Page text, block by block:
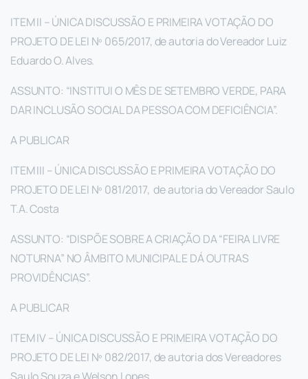
ITEM II – ÚNICA DISCUSSÃO E PRIMEIRA VOTAÇÃO DO
PROJETO DE LEI Nº 065/2017, de autoria do Vereador Luiz
Eduardo O. Alves.
ASSUNTO: “INSTITUI O MÊS DE SETEMBRO VERDE, PARA
DAR INCLUSÃO SOCIAL DA PESSOA COM DEFICIÊNCIA”.
A PUBLICAR
ITEM III – ÚNICA DISCUSSÃO E PRIMEIRA VOTAÇÃO DO
PROJETO DE LEI Nº 081/2017, de autoria do Vereador Saulo
T.A. Costa
ASSUNTO: “DISPÕE SOBRE A CRIAÇÃO DA “FEIRA LIVRE
NOTURNA” NO ÂMBITO MUNICIPAL E DÁ OUTRAS
PROVIDÊNCIAS”.
A PUBLICAR
ITEM IV – ÚNICA DISCUSSÃO E PRIMEIRA VOTAÇÃO DO
PROJETO DE LEI Nº 082/2017, de autoria dos Vereadores